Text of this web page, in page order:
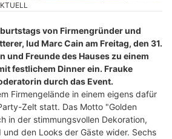
von Firmengründer und
lud Marc Cain am Freitag, den 31.
und Freunde des Hauses zu einem
festlichem Dinner ein. Frauke
durch das Event.
Firmengelände in einem eigens dafür
Zelt statt. Das Motto "Golden
in der stimmungsvollen Dekoration,
den Looks der Gäste wider. Sechs